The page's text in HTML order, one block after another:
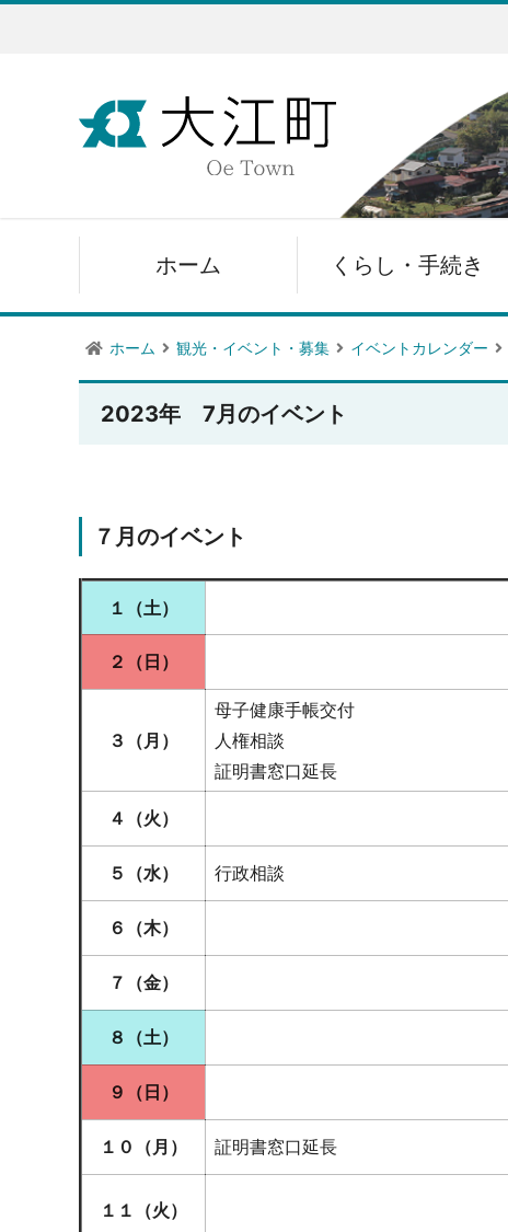
ホーム くらし・手続き
ホーム 観光・イベント・募集 イベントカレンダー
2023年 7月のイベント
７月のイベント
１（土）
２（日 ）
３（月）
母子健康手帳交付
人権相談
証明書窓口延長
４（火）
５（水） 行政相談
６（木）
７（金）
８（土）
９（日）
１０（月） 証明書窓口延長
１１（火）